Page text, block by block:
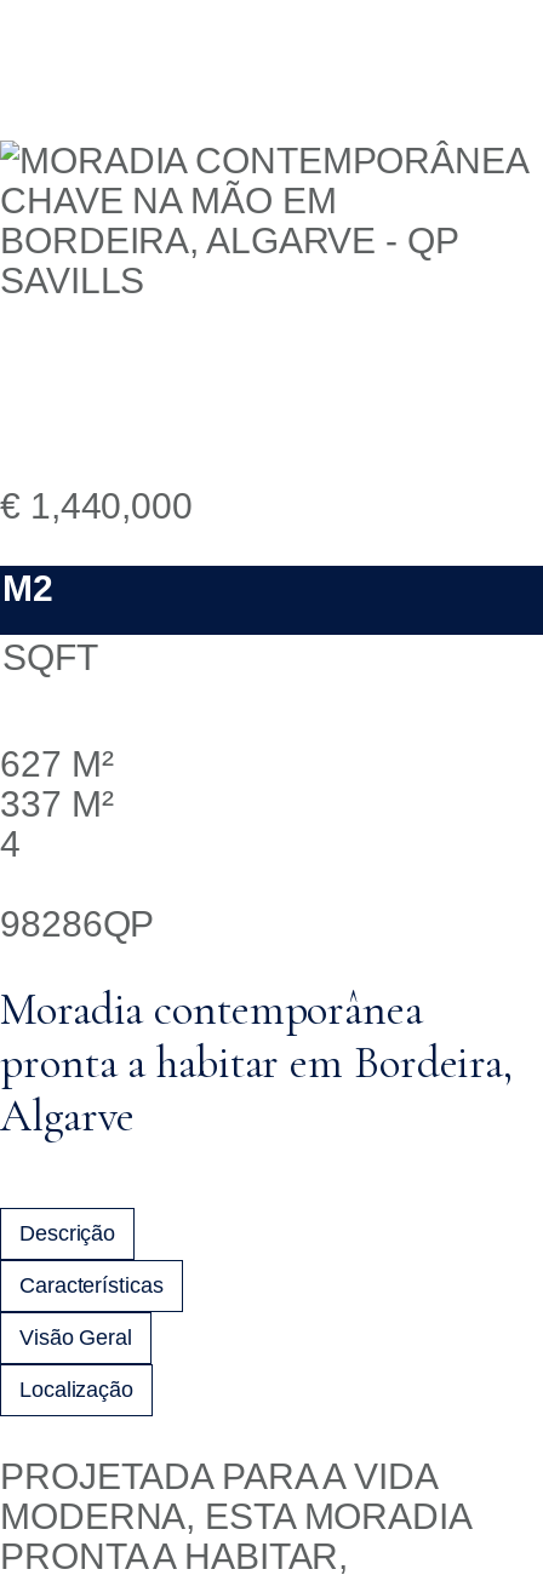
€ 1,440,000
M2
SQFT
627 M²
337 M²
4
98286QP
Moradia contemporânea
pronta a habitar em Bordeira,
Algarve
Descrição
Características
Visão Geral
Localização
PROJETADA PARA A VIDA
MODERNA, ESTA MORADIA
PRONTA A HABITAR,